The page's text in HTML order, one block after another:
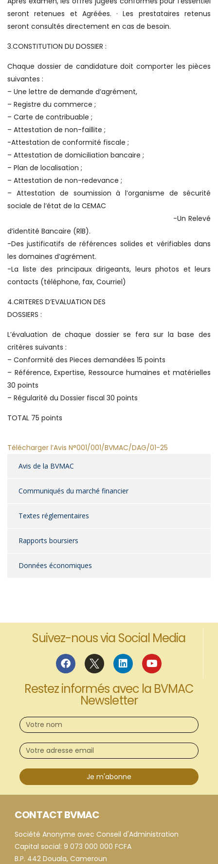
seront retenues et Agréées. · Les prestataires retenus
seront consultés directement en cas de besoin.
3.CONSTITUTION DU DOSSIER :
Chaque dossier de candidature doit comporter les pièces
suivantes :
– Une lettre de demande d’agrément,
– Registre du commerce ;
– Carte de contribuable ;
– Attestation de non-faillite ;
-Attestation de conformité fiscale ;
– Attestation de domiciliation bancaire ;
– Plan de localisation ;
– Attestation de non-redevance ;
– Attestation de soumission à l’organisme de sécurité
sociale de l’état de la CEMAC
-Un Relevé
d’identité Bancaire (RlB).
-Des justificatifs de références solides et vérifiables dans
les domaines d’agrément.
-La liste des principaux dirigeants, leurs photos et leurs
contacts (téléphone, fax, Courriel)
4.CRITERES D’EVALUATION DES
DOSSIERS :
L’évaluation de chaque dossier se fera sur la base des
critères suivants :
– Conformité des Pieces demandées 15 points
– Référence, Expertise, Ressource humaines et matérielles
30 points
– Régularité du Dossier fiscal 30 points
TOTAL 75 points
Télécharger l’Avis N°001/001/BVMAC/DAG/01-25
Avis de la BVMAC
Communiqués du marché financier
Textes réglementaires
Rapports boursiers
Données économiques
Suivez-nous via Social Media
Restez informés avec la BVMAC
Newsletter
Je m'abonne
CONTACT BVMAC
Société Anonyme avec Conseil d'Administration
Capital social: 9 073 000 000 FCFA
B.P. 442 Douala, Cameroun